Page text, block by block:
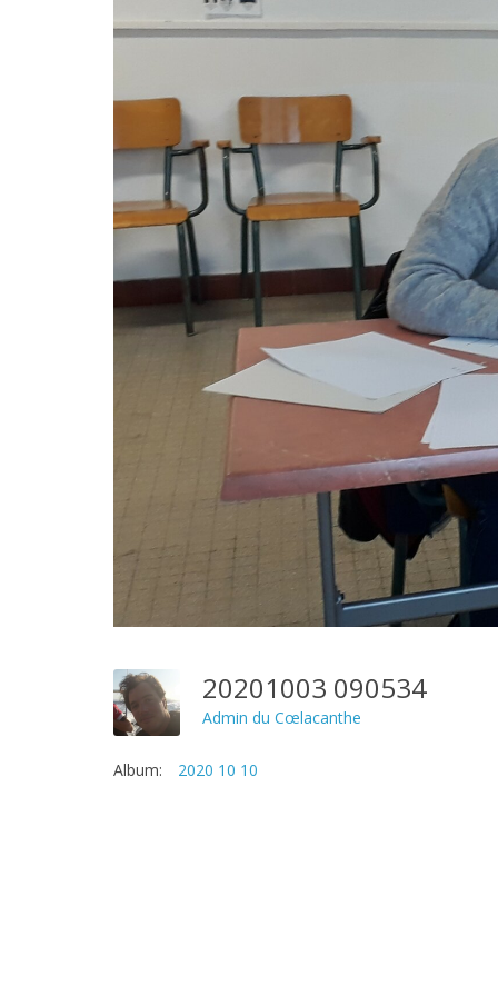
20201003 090534
Admin du Cœlacanthe
Album: 2020 10 10